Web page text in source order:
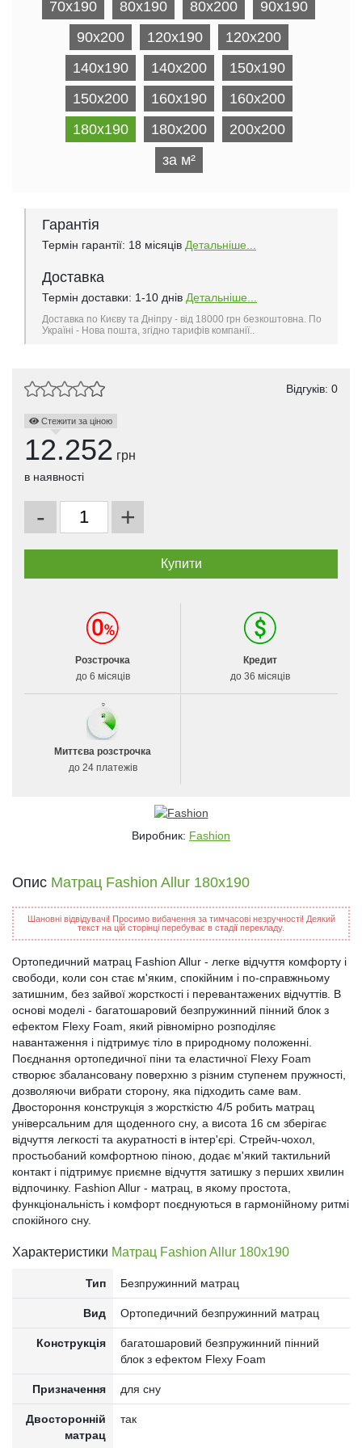
70x190 80x190 80x200
90x190
90x200
120x190
120х200
140x190
140х200
150x190
150x200
160x190
160х200
180x190
180х200
200х200
за м²
Гарантія
Термін гарантії: 18 місяців Детальніше...
Доставка
Термін доставки: 1-10 днів Детальніше...
Доставка по Києву та Дніпру - від 18000 грн безкоштовна. По
Україні - Нова пошта, згідно тарифів компанії..
Відгуків: 0
Стежити за ціною
12.252 грн
в наявності
- +
Розстрочка
до 6 місяців
Кредит
до 36 місяців
Миттєва розстрочка
до 24 платежів
Виробник: Fashion
Опис Матрац Fashion Allur 180x190
Шановні відвідувачі! Просимо вибачення за тимчасові незручності! Деякий
текст на цій сторінці перебуває в стадії перекладу.
Ортопедичний матрац Fashion Allur - легке відчуття комфорту і
свободи, коли сон стає м'яким, спокійним і по-справжньому
затишним, без зайвої жорсткості і перевантажених відчуттів. В
основі моделі - багатошаровий безпружинний пінний блок з
ефектом Flexy Foam, який рівномірно розподіляє
навантаження і підтримує тіло в природному положенні.
Поєднання ортопедичної піни та еластичної Flexy Foam
створює збалансовану поверхню з різним ступенем пружності,
дозволяючи вибрати сторону, яка підходить саме вам.
Двостороння конструкція з жорсткістю 4/5 робить матрац
універсальним для щоденного сну, а висота 16 см зберігає
відчуття легкості та акуратності в інтер'єрі. Стрейч-чохол,
простьобаний комфортною піною, додає м'який тактильний
контакт і підтримує приємне відчуття затишку з перших хвилин
відпочинку. Fashion Allur - матрац, в якому простота,
функціональність і комфорт поєднуються в гармонійному ритмі
спокійного сну.
Характеристики Матрац Fashion Allur 180x190
Тип Безпружинний матрац
Вид Ортопедичний безпружинний матрац
Конструкція
багатошаровий безпружинний пінний
блок з ефектом Flexy Foam
Призначення для сну
Двосторонній
матрац
так